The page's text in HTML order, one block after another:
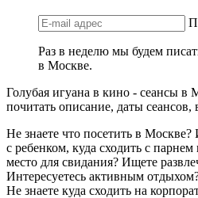
Раз в неделю мы будем
в Москве.
Голубая игуана в кино - сеансы в
почитать описание, даты сеансов,
Не знаете что посетить в Москве?
с ребенком, куда сходить с
место для свидания? Ищете
Интересуетесь активным
Не знаете куда сходить на